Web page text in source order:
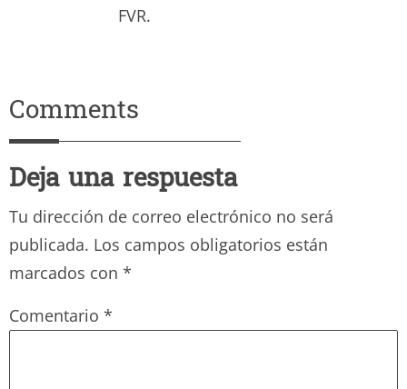
FVR.
Comments
Deja una respuesta
Tu dirección de correo electrónico no será
publicada. Los campos obligatorios están
marcados con *
Comentario *